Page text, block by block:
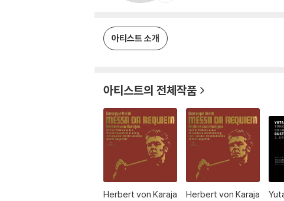
아티스트 소개
아티스트의 전체작품
Herbert von Karaja
Herbert von Karaja